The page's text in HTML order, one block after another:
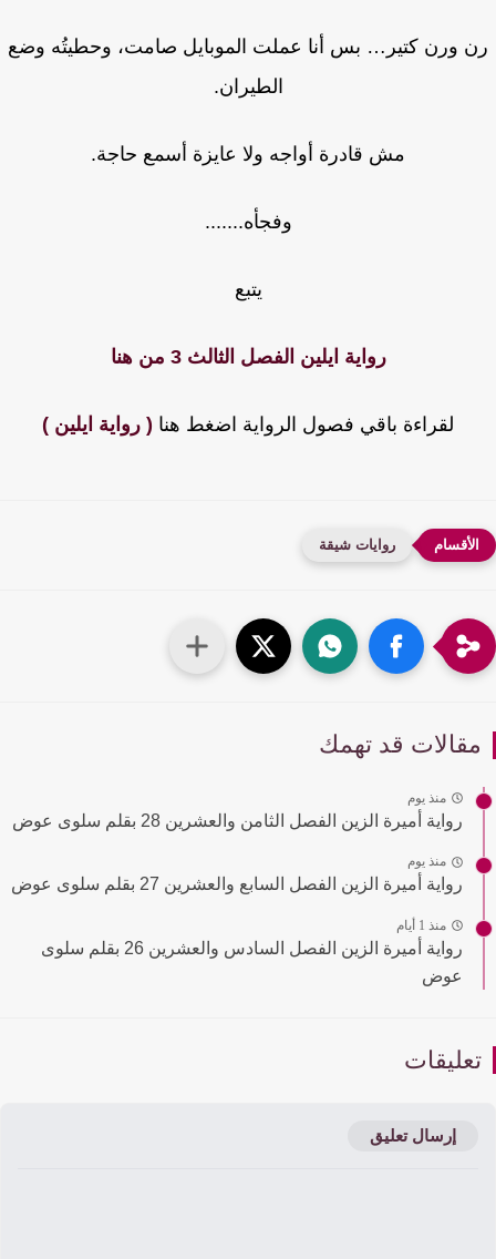
ورن كتير… بس أنا عملت الموبايل صامت، وحطيتُه وضع
الطيران.
مش قادرة أواجه ولا عايزة أسمع حاجة.
وفجأه.......
يتبع
رواية ايلين الفصل الثالث 3 من هنا
لقراءة باقي فصول الرواية اضغط هنا( رواية ايلين )
روايات شيقة
قد تهمك
منذ يوم
رواية أميرة الزين الفصل الثامن والعشرين 28 بقلم سلوى عوض
منذ يوم
رواية أميرة الزين الفصل السابع والعشرين 27 بقلم سلوى عوض
منذ 1 أيام
رواية أميرة الزين الفصل السادس والعشرين 26 بقلم سلوى
عوض
إرسال تعليق